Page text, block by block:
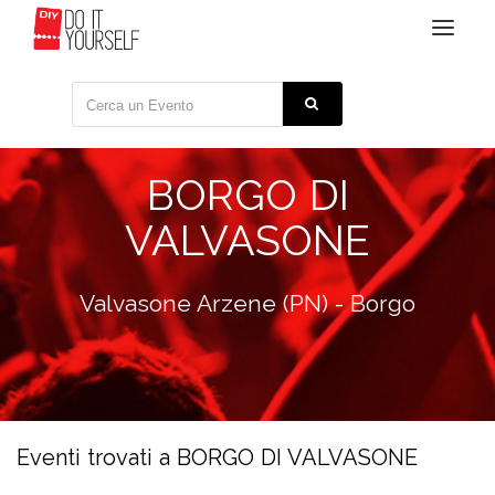
Toggle
BORGO DI
VALVASONE
Valvasone Arzene (PN) - Borgo
Eventi trovati a BORGO DI VALVASONE